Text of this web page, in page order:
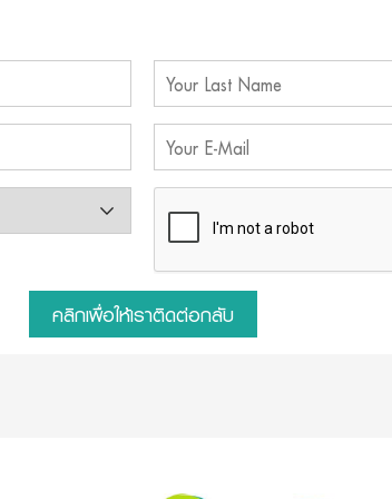
คลิกเพื่อให้เราติดต่อกลับ